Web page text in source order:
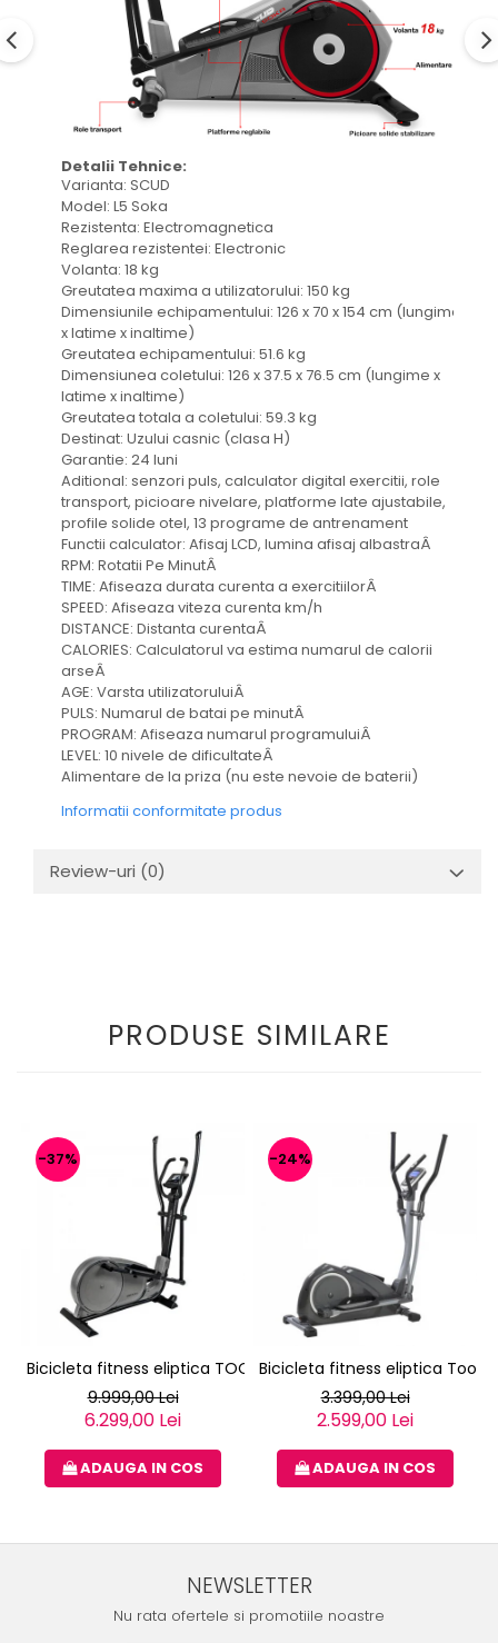
Detalii Tehnice:
Varianta: SCUD
Model: L5 Soka
Rezistenta: Electromagnetica
Reglarea rezistentei: Electronic
Volanta: 18 kg
Greutatea maxima a utilizatorului: 150 kg
Dimensiunile echipamentului: 126 x 70 x 154 cm (lungime
x latime x inaltime)
Greutatea echipamentului: 51.6 kg
Dimensiunea coletului: 126 x 37.5 x 76.5 cm (lungime x
latime x inaltime)
Greutatea totala a coletului: 59.3 kg
Destinat: Uzului casnic (clasa H)
Garantie: 24 luni
Aditional: senzori puls, calculator digital exercitii, role
transport, picioare nivelare, platforme late ajustabile,
profile solide otel, 13 programe de antrenament
Functii calculator: Afisaj LCD, lumina afisaj albastraÂ
RPM: Rotatii Pe MinutÂ
TIME: Afiseaza durata curenta a exercitiilorÂ
SPEED: Afiseaza viteza curenta km/h
DISTANCE: Distanta curentaÂ
CALORIES: Calculatorul va estima numarul de calorii
arseÂ
AGE: Varsta utilizatoruluiÂ
PULS: Numarul de batai pe minutÂ
PROGRAM: Afiseaza numarul programuluiÂ
LEVEL: 10 nivele de dificultateÂ
Alimentare de la priza (nu este nevoie de baterii)
Informatii conformitate produs
Review-uri (0)
PRODUSE SIMILARE
-37%
Bicicleta fitness eliptica TOORX ERX-3000
9.999,00 Lei
6.299,00 Lei
ADAUGA IN COS
-24%
Bicicleta fitness eliptica Toorx
3.399,00 Lei
2.599,00 Lei
ADAUGA IN COS
NEWSLETTER
Nu rata ofertele si promotiile noastre